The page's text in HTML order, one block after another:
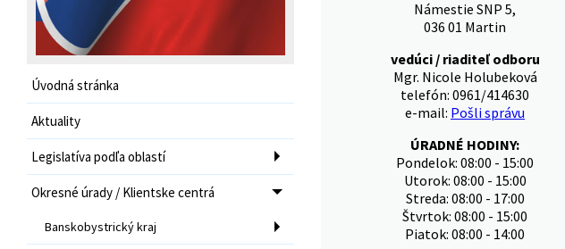
Úvodná stránka
Aktuality
Legislatíva podľa oblastí
Okresné úrady / Klientske centrá
Banskobystrický kraj
Námestie SNP 5,
036 01 Martin
vedúci / riaditeľ odboru
Mgr. Nicole Holubeková
telefón: 0961/414630
e-mail: Pošli správu
ÚRADNÉ HODINY:
Pondelok: 08:00 - 15:00
Utorok: 08:00 - 15:00
Streda: 08:00 - 17:00
Štvrtok: 08:00 - 15:00
Piatok: 08:00 - 14:00